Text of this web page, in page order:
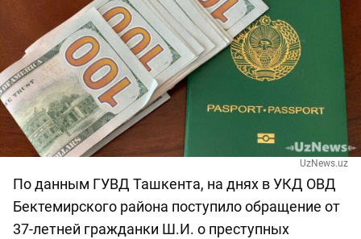
UzNews.uz
По данным ГУВД Ташкента, на днях в УКД ОВД
Бектемирского района поступило обращение от
37-летней гражданки Ш.И. о преступных